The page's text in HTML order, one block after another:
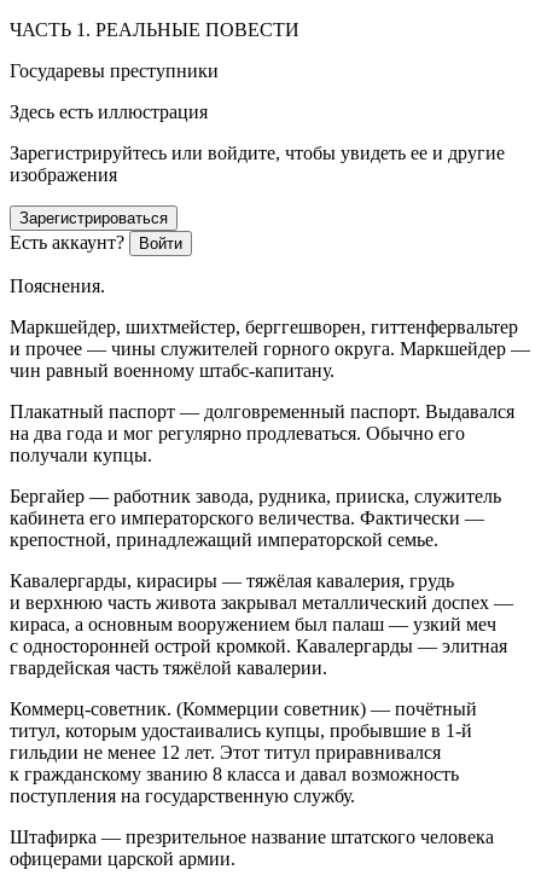
ЧАСТЬ 1. РЕАЛЬНЫЕ ПОВЕСТИ
Государевы преступники
Здесь есть иллюстрация
Зарегистрируйтесь или войдите, чтобы увидеть ее и другие
изображения
Зарегистрироваться
Есть аккаунт? Войти
Пояснения.
Маркшейдер, шихтмейстер, берггешворен, гиттенфервальтер
и прочее — чины служителей горного округа. Маркшейдер —
чин равный военному штабс-капитану.
Плакатный паспорт — долговременный паспорт. Выдавался
на два года и мог регулярно продлеваться. Обычно его
получали купцы.
Бергайер — работник завода, рудника, прииска, служитель
кабинета его императорского величества. Фактически —
крепостной, принадлежащий императорской семье.
Кавалергарды, кирасиры — тяжёлая кавалерия, грудь
и верхнюю часть живота закрывал металлический доспех —
кираса, а основным вооружением был палаш — узкий меч
с односторонней острой кромкой. Кавалергарды — элитная
гвардейская часть тяжёлой кавалерии.
Коммерц-советник. (Коммерции советник) — почётный
титул, которым удостаивались купцы, пробывшие в 1-й
гильдии не менее 12 лет. Этот титул приравнивался
к гражданскому званию 8 класса и давал возможность
поступления на государственную службу.
Штафирка — презрительное название штатского человека
офицерами царской армии.